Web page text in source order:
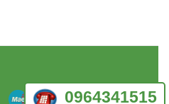
0964341515